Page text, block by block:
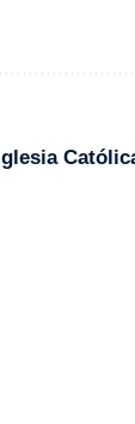
Iglesia